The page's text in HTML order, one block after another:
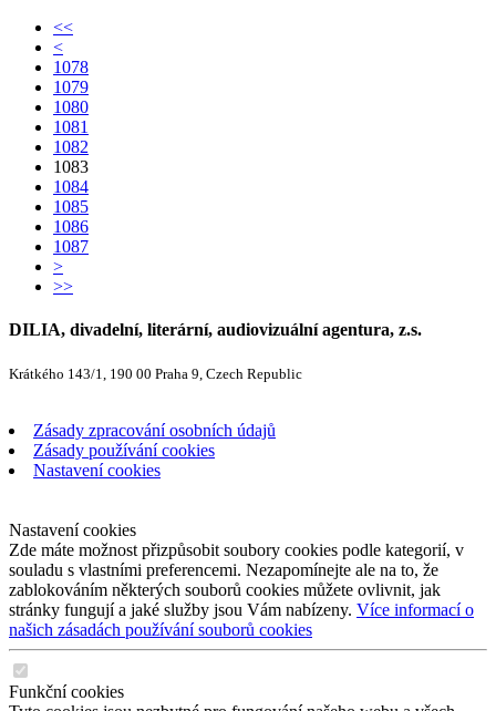
<<
<
1078
1079
1080
1081
1082
1083
1084
1085
1086
1087
>
>>
DILIA, divadelní, literární, audiovizuální agentura, z.s.
Krátkého 143/1, 190 00 Praha 9, Czech Republic
Zásady zpracování osobních údajů
Zásady používání cookies
Nastavení cookies
Nastavení cookies
Zde máte možnost přizpůsobit soubory cookies podle kategorií, v
souladu s vlastními preferencemi. Nezapomínejte ale na to, že
zablokováním některých souborů cookies můžete ovlivnit, jak
stránky fungují a jaké služby jsou Vám nabízeny. Více informací o
našich zásadách používání souborů cookies
Funkční cookies